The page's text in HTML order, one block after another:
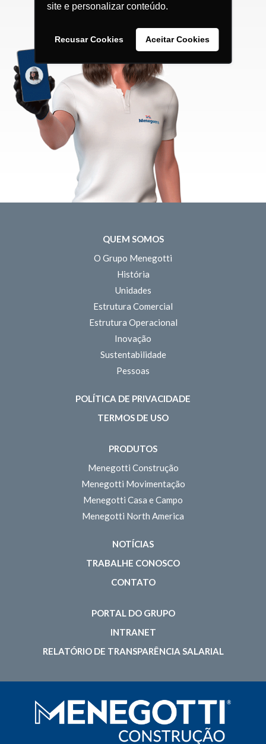
site e personalizar conteúdo.
Recusar Cookies Aceitar Cookies
QUEM SOMOS
O Grupo Menegotti
História
Unidades
Estrutura Comercial
Estrutura Operacional
Inovação
Sustentabilidade
Pessoas
POLÍTICA DE PRIVACIDADE
TERMOS DE USO
PRODUTOS
Menegotti Construção
Menegotti Movimentação
Menegotti Casa e Campo
Menegotti North America
NOTÍCIAS
TRABALHE CONOSCO
CONTATO
PORTAL DO GRUPO
INTRANET
RELATÓRIO DE TRANSPARÊNCIA SALARIAL